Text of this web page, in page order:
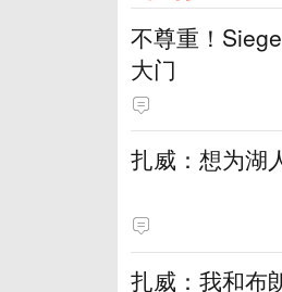
不尊重！
大门
扎威：想为湖
扎威：我和布